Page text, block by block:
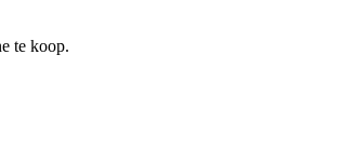
te koop.